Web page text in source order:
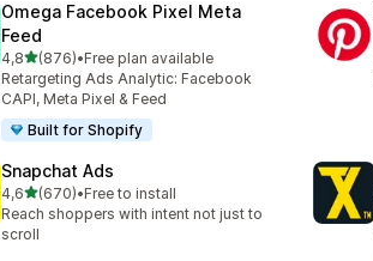
Omega Facebook Pixel Meta
Feed
4,85 yıldız üzerinden
(876)
toplam 876 değerlendirme
•Free plan available
Retargeting Ads Analytic: Facebook
CAPI, Meta Pixel & Feed
Built for Shopify
Snapchat Ads
4,65 yıldız üzerinden
(670)
toplam 670 değerlendirme
•Free to install
Reach shoppers with intent not just to
scroll